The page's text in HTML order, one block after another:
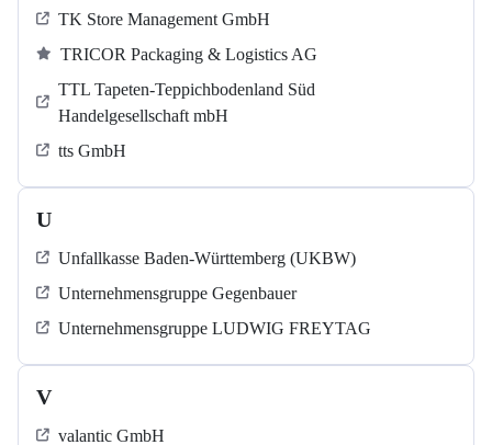
TK Store Management GmbH
TRICOR Packaging & Logistics AG
TTL Tapeten-Teppichbodenland Süd
Handelgesellschaft mbH
tts GmbH
U
Unfallkasse Baden-Württemberg (UKBW)
Unternehmensgruppe Gegenbauer
Unternehmensgruppe LUDWIG FREYTAG
V
valantic GmbH